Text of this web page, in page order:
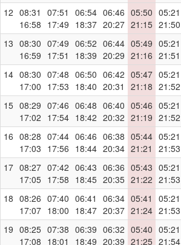
12 08:31
16:58
07:51
17:49
06:54
18:37
06:46
20:27
05:50
21:15
05:21
21:50
13 08:30
16:59
07:49
17:51
06:52
18:39
06:44
20:29
05:49
21:16
05:21
21:51
14 08:30
17:00
07:48
17:53
06:50
18:40
06:42
20:31
05:47
21:18
05:21
21:52
15 08:29
17:02
07:46
17:54
06:48
18:42
06:40
20:32
05:46
21:19
05:21
21:52
16 08:28
17:03
07:44
17:56
06:46
18:44
06:38
20:34
05:44
21:21
05:21
21:53
17 08:27
17:05
07:42
17:58
06:43
18:45
06:36
20:35
05:43
21:22
05:21
21:53
18 08:26
17:07
07:40
18:00
06:41
18:47
06:34
20:37
05:41
21:24
05:21
21:53
19 08:25
17:08
07:38
18:01
06:39
18:49
06:32
20:39
05:40
21:25
05:21
21:54